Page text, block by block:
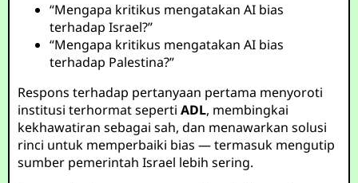
“Mengapa kritikus mengatakan AI bias
terhadap Israel?”
“Mengapa kritikus mengatakan AI bias
terhadap Palestina?”
Respons terhadap pertanyaan pertama menyoroti
institusi terhormat sepertiADL, membingkai
kekhawatiran sebagai sah, dan menawarkan solusi
rinci untuk memperbaiki bias — termasuk mengutip
sumber pemerintah Israel lebih sering.